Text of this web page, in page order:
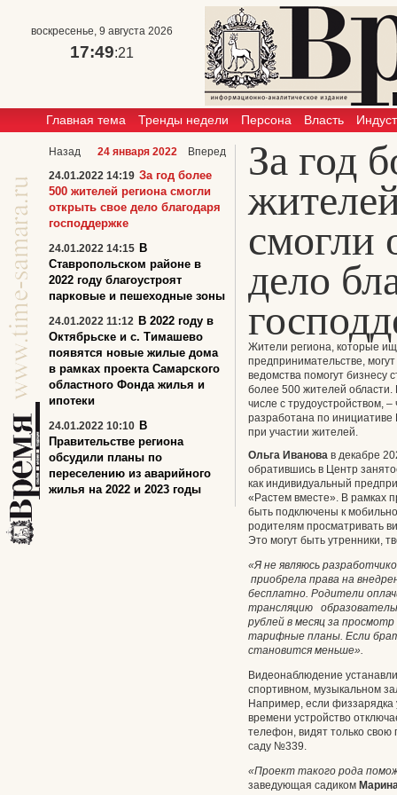
воскресенье, 9 августа 2026
17:49:21
Главная тема Тренды недели Персона Власть
За год
смогли
дело
Жители региона, которые
предпринимательстве,
ведомства помогут бизнесу
более 500 жителей
числе с трудоустройством, –
разработана по
при участии жителей.
Ольга Иванова в декабре
обратившись в Центр
как индивидуальный
«Растем вместе». В рамках
быть подключены к
родителям просматривать
Это могут быть утренники,
«Я не являюсь
приобрела права на
бесплатно. Родители
трансляцию
рублей в месяц за
тарифные планы. Если
становится меньше».
Видеонаблюдение
спортивном, музыкальном
Например, если физзарядка
времени устройство
телефон, видят только свою
саду №339.
«Проект такого рода
заведующая садиком
Назад 24 января 2022
Вперед
24.01.2022 14:19 За год более
500 жителей региона смогли
открыть свое дело благодаря
господдержке
24.01.2022 14:15 В
Ставропольском районе в
2022 году благоустроят
парковые и пешеходные зоны
24.01.2022 11:12 В 2022 году в
Октябрьске и с. Тимашево
появятся новые жилые дома
в рамках проекта Самарского
областного Фонда жилья и
ипотеки
24.01.2022 10:10 В
Правительстве региона
обсудили планы по
переселению из аварийного
жилья на 2022 и 2023 годы